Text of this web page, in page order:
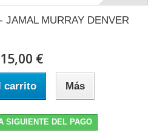
JAMAL MURRAY DENVER
15,00 €
carrito Más
SIGUIENTE DEL PAGO